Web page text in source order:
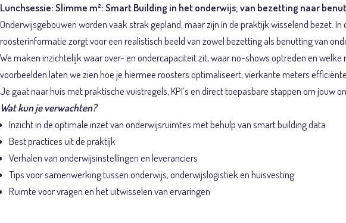
Lunchsessie: Slimme m²: Smart Building in het onderwijs; van bezetting naar
Onderwijsgebouwen worden vaak strak gepland, maar zijn in de praktijk wisselend bezet. In
roosterinformatie zorgt voor een realistisch beeld van zowel bezetting als benutting van
We maken inzichtelijk waar over- en ondercapaciteit zit, waar no-shows optreden en
voorbeelden laten we zien hoe je hiermee roosters optimaliseert, vierkante meters
Je gaat naar huis met praktische vuistregels, KPI’s en direct toepasbare stappen om jouw
Wat kun je verwachten?
Inzicht in de optimale inzet van onderwijsruimtes met behulp van smart building data
Best practices uit de praktijk
Verhalen van onderwijsinstellingen en leveranciers
Tips voor samenwerking tussen onderwijs, onderwijslogistiek en huisvesting
Ruimte voor vragen en het uitwisselen van ervaringen